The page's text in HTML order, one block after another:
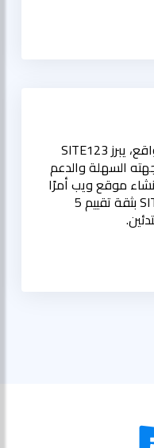
بعد تجربة عدة أدوات لبناء المواقع، يبرز SITE123
السهلة والدعم
إنشاء موقع ويب أمرًا
في غاية السهولة. أمنح SITE123 بثقة تقييم 5